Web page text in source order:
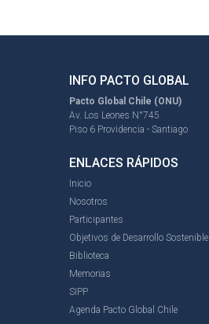
INFO PACTO GLOBAL
Pacto Global Chile (ONU)
Av. Los Leones N°745
Piso 6 Providencia - Santiago
ENLACES RÁPIDOS
Inicio
Nosotros
Participantes
Objetivos de Desarrollo Sostenible
Biblioteca
Memorias
SIPP
Agenda Pacto Global Chile